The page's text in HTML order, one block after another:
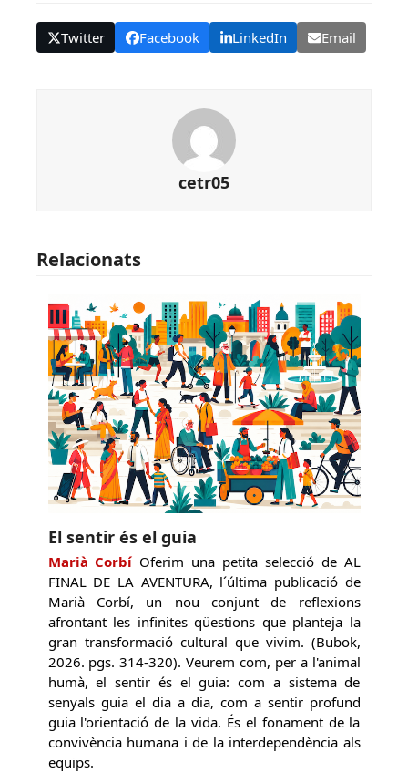
Twitter Facebook LinkedIn Email
cetr05
Relacionats
El sentir és el guia
Marià Corbí Oferim una petita selecció de AL
FINAL DE LA AVENTURA, l´última publicació de
Marià Corbí, un nou conjunt de reflexions
afrontant les infinites qüestions que planteja la
gran transformació cultural que vivim. (Bubok,
2026. pgs. 314-320). Veurem com, per a l'animal
humà, el sentir és el guia: com a sistema de
senyals guia el dia a dia, com a sentir profund
guia l'orientació de la vida. És el fonament de la
convivència humana i de la interdependència als
equips.